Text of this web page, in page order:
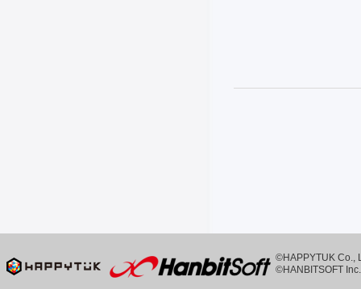
©HAPPYTUK Co.,
©HANBITSOFT